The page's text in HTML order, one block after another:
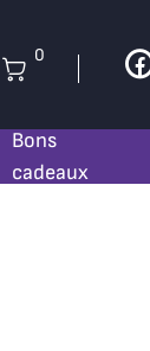
Bons
cadeaux
0